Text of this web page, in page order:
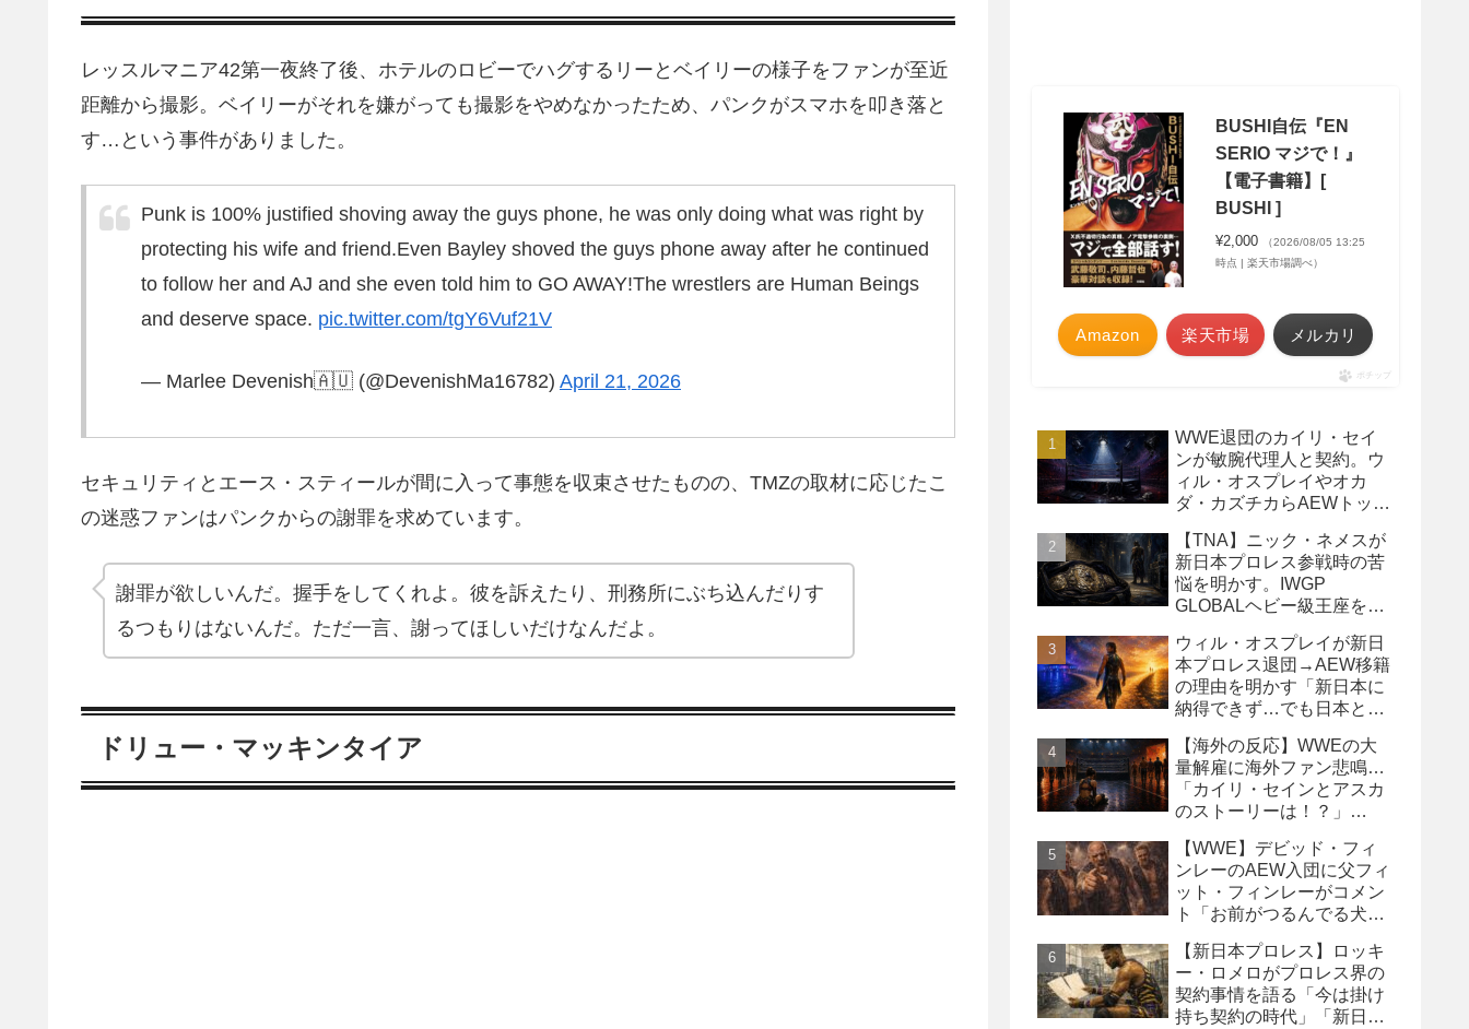
レッスルマニア42第一夜終了後、ホテルのロビーでハグするリーとベイリーの様子をファンが至近
距離から撮影。ベイリーがそれを嫌がっても撮影をやめなかったため、パンクがスマホを叩き落と
す…という事件がありました。
Punk is 100% justified shoving away the guys phone, he was only doing what was right by
protecting his wife and friend.Even Bayley shoved the guys phone away after he continued
to follow her and AJ and she even told him to GO AWAY!The wrestlers are Human Beings
and deserve space. pic.twitter.com/tgY6Vuf21V
— Marlee Devenish🇦🇺 (@DevenishMa16782) April 21, 2026
セキュリティとエース・スティールが間に入って事態を収束させたものの、TMZの取材に応じたこ
の迷惑ファンはパンクからの謝罪を求めています。
謝罪が欲しいんだ。握手をしてくれよ。彼を訴えたり、刑務所にぶち込んだりす
るつもりはないんだ。ただ一言、謝ってほしいだけなんだよ。
ドリュー・マッキンタイア
BUSHI自伝『EN
SERIO マジで！』
【電子書籍】[
BUSHI ]
¥2,000
（2026/08/05 13:25
時点 | 楽天市場調べ）
Amazon 楽天市場 メルカリ
ポチップ
WWE退団のカイリ・セイ
ンが敏腕代理人と契約。ウ
ィル・オスプレイやオカ
ダ・カズチカらAEWトップ
【TNA】ニック・ネメスが
新日本プロレス参戦時の苦
悩を明かす。IWGP
GLOBALヘビー級王座を
挫
ウィル・オスプレイが新日
本プロレス退団→AEW移籍
の理由を明かす「新日本に
納得できず…でも日本との
【海外の反応】WWEの大
量解雇に海外ファン悲鳴…
「カイリ・セインとアスカ
のストーリーは！？」
の犠牲になった」
【WWE】デビッド・フィ
ンレーのAEW入団に父フィ
ット・フィンレーがコメン
ト「お前がつるんでる犬連
【新日本プロレス】ロッキ
ー・ロメロがプロレス界の
契約事情を語る「今は掛け
持ち契約の時代」「新日本